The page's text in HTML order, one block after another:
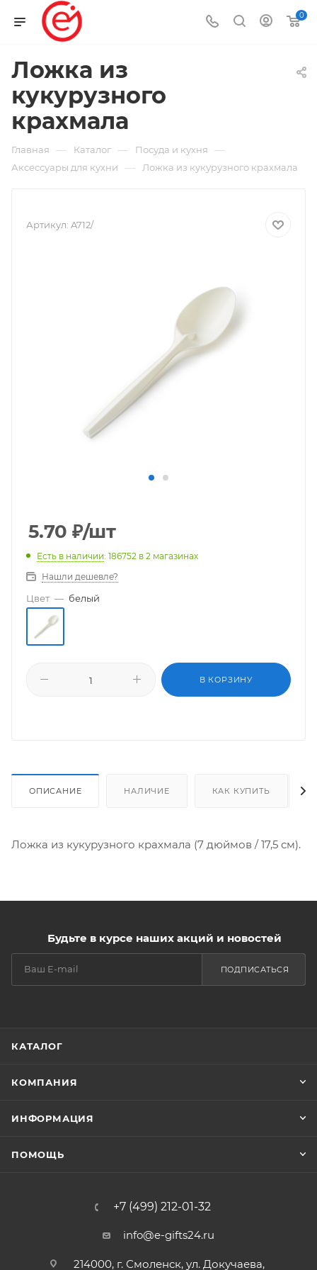
0
Ложка из
кукурузного
крахмала
Главная — Каталог — Посуда и кухня —
Аксессуары для кухни — Ложка из кукурузного крахмала
Артикул: A712/
5.70 ₽/шт
Есть в наличии: 186752 в 2 магазинах
Нашли дешевле?
Цвет — белый
В КОРЗИНУ
ОПИСАНИЕ НАЛИЧИЕ КАК КУПИТЬ
Ложка из кукурузного крахмала (7 дюймов / 17,5 см).
Будьте в курсе наших акций и новостей
ПОДПИСАТЬСЯ
КАТАЛОГ
КОМПАНИЯ
ИНФОРМАЦИЯ
ПОМОЩЬ
+7 (499) 212-01-32
info@e-gifts24.ru
214000, г. Смоленск, ул. Докучаева,